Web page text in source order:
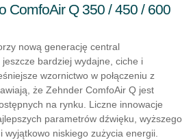
ComfoAir Q 350 / 450 / 600
nową generację central
bardziej wydajne, ciche i
wzornictwo w połączeniu z
że Zehnder ComfoAir Q jest
na rynku. Liczne innowacje
parametrów dźwięku, wyższego
wyjątkowo niskiego zużycia energii.